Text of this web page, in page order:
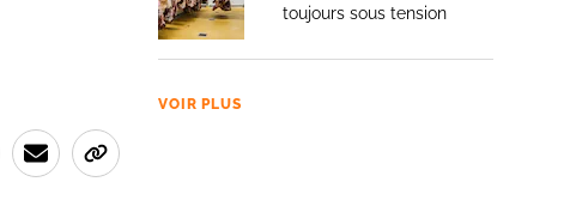
toujours sous tension
VOIR PLUS